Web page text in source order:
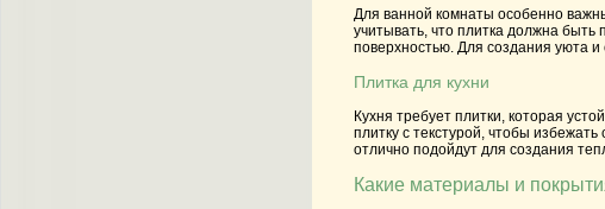
Для ванной комнаты особенно
учитывать, что плитка должна быть
поверхностью. Для создания уюта
Плитка для кухни
Кухня требует плитки, которая
плитку с текстурой, чтобы
отлично подойдут для создания
Какие материалы и